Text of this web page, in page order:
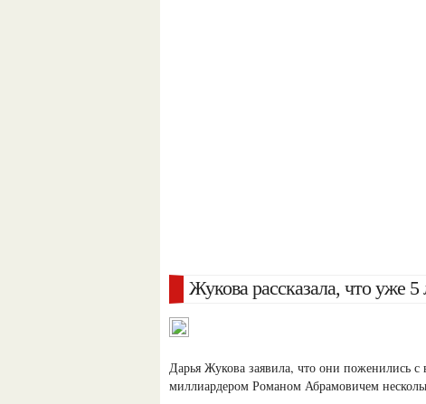
Жукова рассказала, что уже
Дарья Жукова заявила, что они поженились
миллиардером Романом Абрамовичем